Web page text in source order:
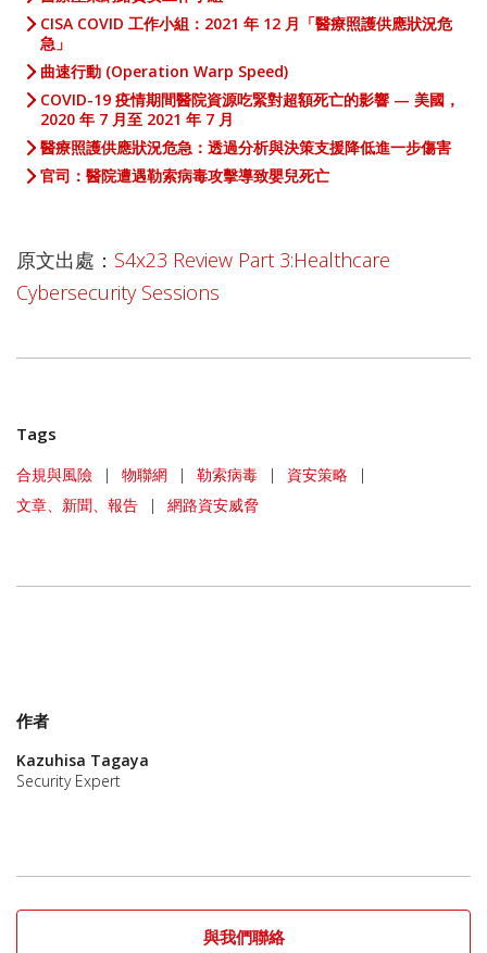
CISA COVID 工作小組：2021 年 12 月「醫療照護供應狀況危
急」
曲速行動 (Operation Warp Speed)
COVID-19 疫情期間醫院資源吃緊對超額死亡的影響 — 美國，
2020 年 7 月至 2021 年 7 月
醫療照護供應狀況危急：透過分析與決策支援降低進一步傷害
官司：醫院遭遇勒索病毒攻擊導致嬰兒死亡
原文出處： S4x23 Review Part 3:Healthcare
Cybersecurity Sessions
Tags
合規與風險 | 物聯網 | 勒索病毒 | 資安策略
|
文章、新聞、報告
| 網路資安威脅
作者
Kazuhisa Tagaya
Security Expert
與我們聯絡